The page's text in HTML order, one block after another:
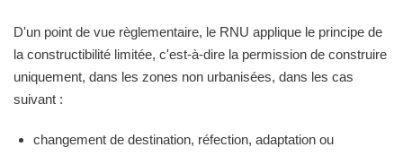
D'un point de vue règlementaire, le RNU applique le principe de
la constructibilité limitée, c'est-à-dire la permission de construire
uniquement, dans les zones non urbanisées, dans les cas
suivant :
changement de destination, réfection, adaptation ou